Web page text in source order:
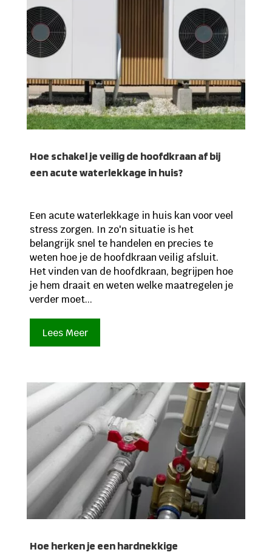
Hoe schakel je veilig de hoofdkraan af bij
een acute waterlekkage in huis?
Een acute waterlekkage in huis kan voor veel
stress zorgen. In zo'n situatie is het
belangrijk snel te handelen en precies te
weten hoe je de hoofdkraan veilig afsluit.
Het vinden van de hoofdkraan, begrijpen hoe
je hem draait en weten welke maatregelen je
verder moet...
Lees Meer
Hoe herken je een hardnekkige